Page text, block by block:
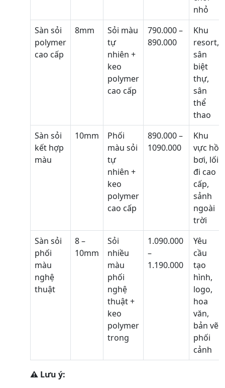
nhỏ
Sàn sỏi
polymer
cao cấp
8mm
Sỏi màu
tự
nhiên +
keo
polymer
cao cấp
790.000 –
890.000
Khu
resort,
sân
biệt
thự,
sân
thể
thao
Sàn sỏi
kết hợp
màu
10mm
Phối
màu sỏi
tự
nhiên +
keo
polymer
cao cấp
890.000 –
1090.000
Khu
vực hồ
bơi, lối
đi cao
cấp,
sảnh
ngoài
trời
Sàn sỏi
phối
màu
nghệ
thuật
8 –
10mm
Sỏi
nhiều
màu
phối
nghệ
thuật +
keo
polymer
trong
1.090.000
–
1.190.000
Yêu
cầu
tạo
hình,
logo,
hoa
văn,
bản vẽ
phối
cảnh
⚠️ Lưu ý: